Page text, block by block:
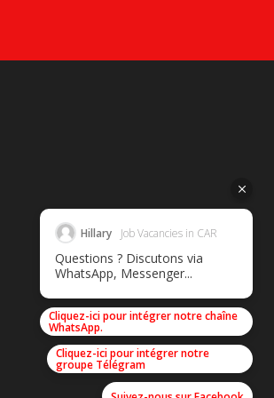
Hillary Job Vacancies in CAR
Questions ? Discutons via
WhatsApp, Messenger...
Cliquez-ici pour intégrer notre chaîne
WhatsApp.
Cliquez-ici pour intégrer notre
groupe Télégram